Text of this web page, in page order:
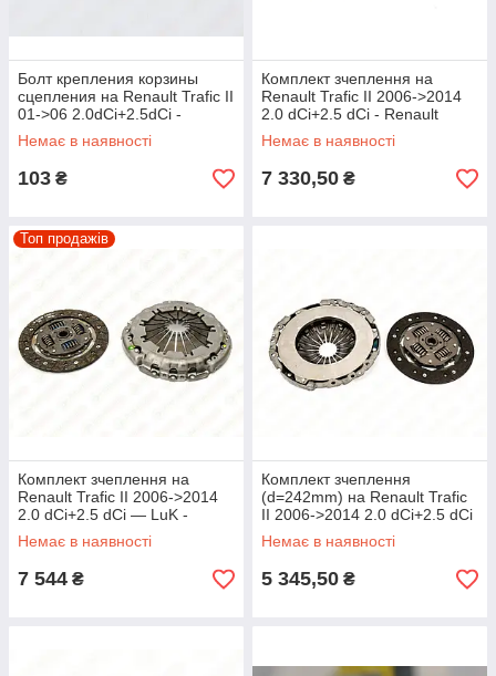
Болт крепления корзины
сцепления на Renault Trafic II
01->06 2.0dCi+2.5dCi -
Renault (Оригинал) -
8200861553
Немає в наявності
103 ₴
Комплект зчеплення на
Renault Trafic II 2006->2014
2.0 dCi+2.5 dCi - Renault
(Motrio) - 8671095118
Немає в наявності
7 330,50 ₴
Топ продажів
Комплект зчеплення на
Renault Trafic II 2006->2014
2.0 dCi+2.5 dCi — LuK -
624347609
Немає в наявності
7 544 ₴
Комплект зчеплення
(d=242mm) на Renault Trafic
II 2006->2014 2.0 dCi+2.5 dCi
— National - CK10260
Немає в наявності
5 345,50 ₴